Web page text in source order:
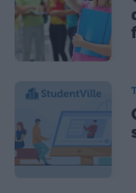
Acconsento
marketing diretto
CONFERMA E